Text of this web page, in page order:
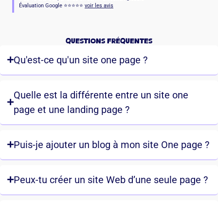
Évaluation Google ⭐️⭐️⭐️⭐️⭐️ voir les avis
Questions fréquentes
Qu'est-ce qu'un site one page ?
Quelle est la différente entre un site one
page et une landing page ?
Puis-je ajouter un blog à mon site One page ?
Peux-tu créer un site Web d’une seule page ?